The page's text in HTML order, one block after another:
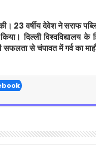
23 वर्षीय देवेश ने सराफ
दिल्ली विश्वविद्यालय के
से चंपावत में गर्व का